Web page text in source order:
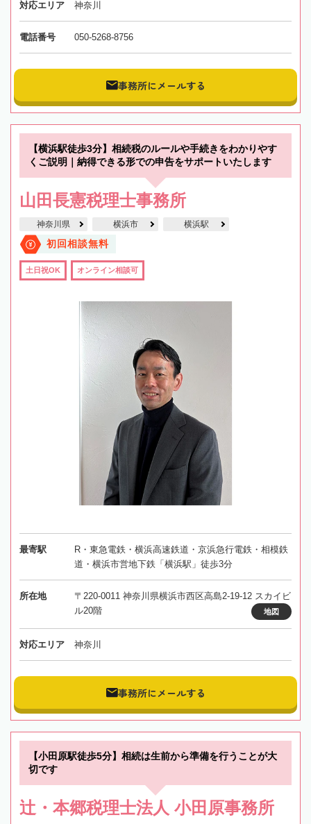
対応エリア 神奈川
電話番号 050-5268-8756
事務所にメールする
【横浜駅徒歩3分】相続税のルールや手続きをわかりやす
くご説明｜納得できる形での申告をサポートいたします
山田長憲税理士事務所
神奈川県 横浜市 横浜駅
初回相談無料
土日祝OK オンライン相談可
最寄駅
R・東急電鉄・横浜高速鉄道・京浜急行電鉄・相模鉄
道・横浜市営地下鉄「横浜駅」徒歩3分
所在地
〒220-0011 神奈川県横浜市西区高島2-19-12 スカイビ
ル20階
地図
対応エリア 神奈川
事務所にメールする
【小田原駅徒歩5分】相続は生前から準備を行うことが大
切です
辻・本郷税理士法人 小田原事務所